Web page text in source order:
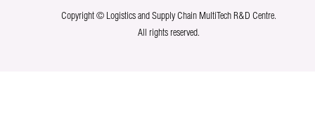
Copyright © Logistics and Supply Chain MultiTech R&D Centre.
All rights reserved.